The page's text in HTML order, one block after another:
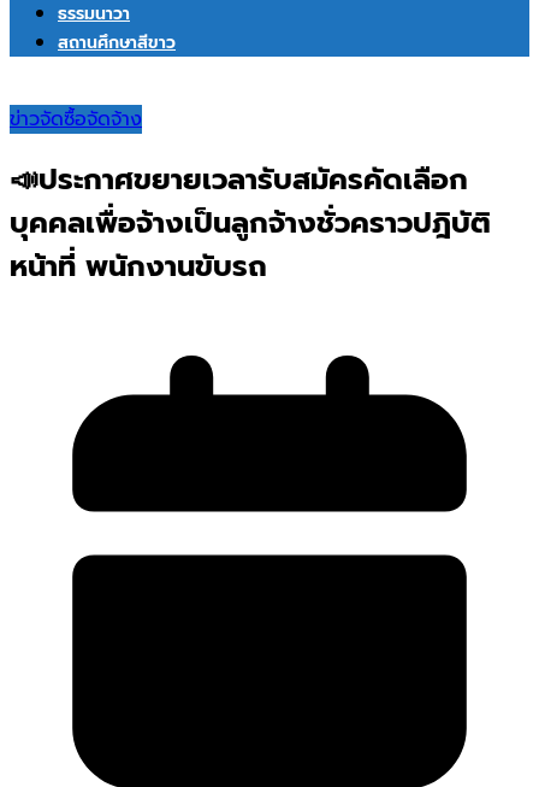
ธรรมนาวา
สถานศึกษาสีขาว
ข่าวจัดซื้อจัดจ้าง
📣ประกาศขยายเวลารับสมัครคัดเลือก
บุคคลเพื่อจ้างเป็นลูกจ้างชั่วคราวปฎิบัติ
หน้าที่ พนักงานขับรถ